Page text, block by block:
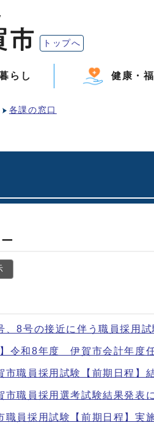
トップへ
らし 健康・
各課の窓口
、8号の接近に伴う職員採用
】令和8年度 伊賀市会計年度
職員採用試験【前期日程】
職員採用選考試験結果発表
職員採用試験【前期日程】実